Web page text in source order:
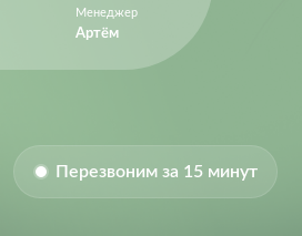
Менеджер
Артём
Перезвоним за 15 минут